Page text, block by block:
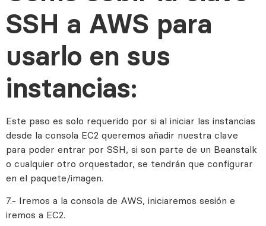
SSH a AWS para
usarlo en sus
instancias:
Este paso es solo requerido por si al iniciar las instancias
desde la consola EC2 queremos añadir nuestra clave
para poder entrar por SSH, si son parte de un Beanstalk
o cualquier otro orquestador, se tendrán que configurar
en el paquete/imagen.
7.- Iremos a la consola de AWS, iniciaremos sesión e
iremos a EC2.